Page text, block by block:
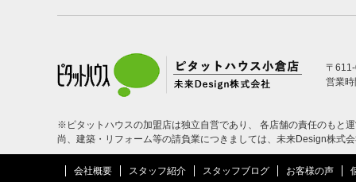
〒
営業
※ピタットハウスの加盟店は独立自営であり、 各店舗の責任のもと
尚、建築・リフォーム等の請負業につきましては、未来Design株式
会社概要 スタッフ紹介 スタッフブログ お客様の声